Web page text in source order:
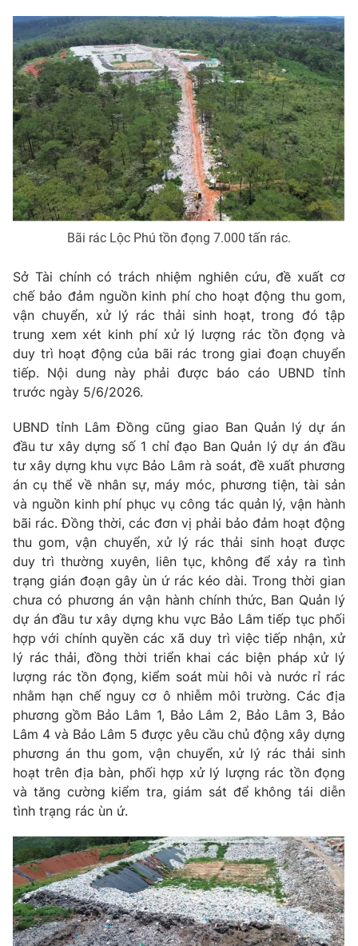
VTV Sức khoẻ Bất động sản
Thị trường 24h Tấm lòng Việt
VTV4 Vươn mình bằng AI
VTV9 VTV8
Liên hệ tòa soạn English
THỜI BÁO VTV
Theo dõi báo trên
Cơ quan chủ quản: Đài Truyền hình Việt Nam
Cơ quan báo chí:Thời báo VTV
Giấy phép hoạt động báo in và báo điện tử số 483/GP-BTTTT
cấp ngày 29/12/2023
Tổng Biên tập:Vũ Thanh Thủy
Phó Tổng Biên tập:
Nguyễn Thị Mỹ Hạnh, Phạm Quốc Thắng,
Nguyễn Trọng Ninh
Tổng đài VTV: 024.38 355 931 - 024.38 355 932
Ðiện thoại Thời báo VTV:024.66 897 897
Email:toasoan@vtv.vn
Liên hệ quảng cáo:024-7300.7108
® Cấm sao chép dưới mọi hình thức nếu không có sự chấp
thuận bằng văn bản. Ghi rõ nguồn VTV.vn khi phát hành lại
thông tin từ website này.
Bãi rác Lộc Phú tồn đọng 7.000 tấn rác.
Sở Tài chính có trách nhiệm nghiên cứu, đề xuất cơ
chế bảo đảm nguồn kinh phí cho hoạt động thu gom,
vận chuyển, xử lý rác thải sinh hoạt, trong đó tập
trung xem xét kinh phí xử lý lượng rác tồn đọng và
duy trì hoạt động của bãi rác trong giai đoạn chuyển
tiếp. Nội dung này phải được báo cáo UBND tỉnh
trước ngày 5/6/2026.
UBND tỉnh Lâm Đồng cũng giao Ban Quản lý dự án
đầu tư xây dựng số 1 chỉ đạo Ban Quản lý dự án đầu
tư xây dựng khu vực Bảo Lâm rà soát, đề xuất phương
án cụ thể về nhân sự, máy móc, phương tiện, tài sản
và nguồn kinh phí phục vụ công tác quản lý, vận hành
bãi rác. Đồng thời, các đơn vị phải bảo đảm hoạt động
thu gom, vận chuyển, xử lý rác thải sinh hoạt được
duy trì thường xuyên, liên tục, không để xảy ra tình
trạng gián đoạn gây ùn ứ rác kéo dài. Trong thời gian
chưa có phương án vận hành chính thức, Ban Quản lý
dự án đầu tư xây dựng khu vực Bảo Lâm tiếp tục phối
hợp với chính quyền các xã duy trì việc tiếp nhận, xử
lý rác thải, đồng thời triển khai các biện pháp xử lý
lượng rác tồn đọng, kiểm soát mùi hôi và nước rỉ rác
nhằm hạn chế nguy cơ ô nhiễm môi trường. Các địa
phương gồm Bảo Lâm 1, Bảo Lâm 2, Bảo Lâm 3, Bảo
Lâm 4 và Bảo Lâm 5 được yêu cầu chủ động xây dựng
phương án thu gom, vận chuyển, xử lý rác thải sinh
hoạt trên địa bàn, phối hợp xử lý lượng rác tồn đọng
và tăng cường kiểm tra, giám sát để không tái diễn
tình trạng rác ùn ứ.